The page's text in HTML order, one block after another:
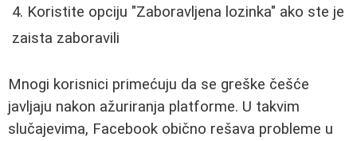
Koristite opciju "Zaboravljena lozinka" ako ste je
zaista zaboravili
Mnogi korisnici primećuju da se greške češće
javljaju nakon ažuriranja platforme. U takvim
slučajevima, Facebook obično rešava probleme u